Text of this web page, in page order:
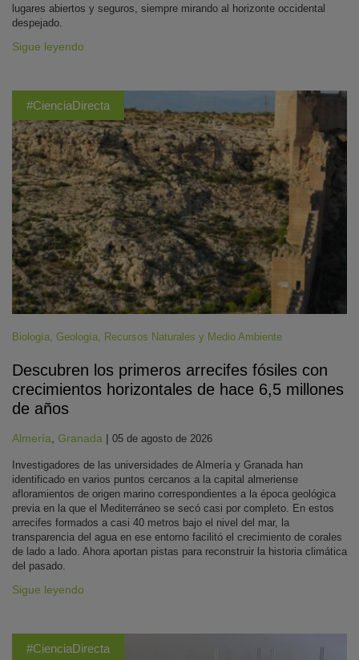
lugares abiertos y seguros, siempre mirando al horizonte occidental
despejado.
Sigue leyendo
#CienciaDirecta
Biología Geología Recursos Naturales y Medio Ambiente
Descubren los primeros arrecifes fósiles con
crecimientos horizontales de hace 6,5 millones
de años
Almería Granada | 05 de agosto de 2026
Investigadores de las universidades de Almería y Granada han
identificado en varios puntos cercanos a la capital almeriense
afloramientos de origen marino correspondientes a la época geológica
previa en la que el Mediterráneo se secó casi por completo. En estos
arrecifes formados a casi 40 metros bajo el nivel del mar, la
transparencia del agua en ese entorno facilitó el crecimiento de corales
de lado a lado. Ahora aportan pistas para reconstruir la historia climática
del pasado.
Sigue leyendo
#CienciaDirecta